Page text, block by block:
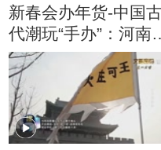
新春会办年货-中国
代潮玩“手办”：河南
县“泥咕咕”